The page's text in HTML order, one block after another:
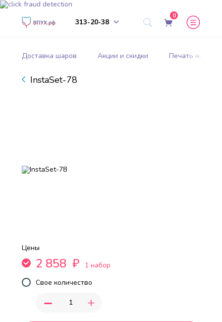
313-20-38
0
Доставка шаров Акции и скидки Печать на
InstaSet-78
Цены
2 858 ₽
1 набор
Свое количество
- +